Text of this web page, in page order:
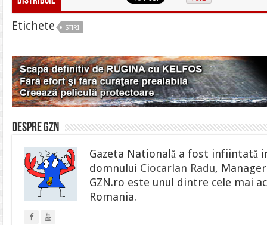
Etichete STIRI
Despre gzn
Gazeta Natională a fost infiintată
domnului Ciocarlan Radu,
GZN.ro este unul dintre cele mai
Romania.